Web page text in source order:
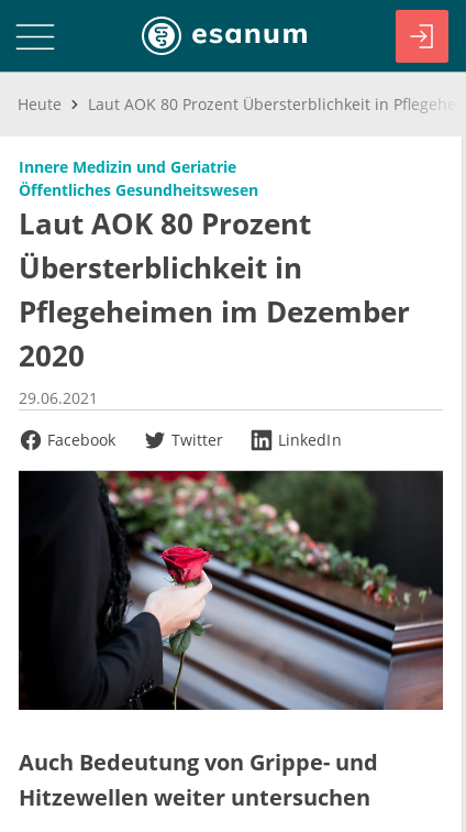
Heute
Innere Medizin und Geriatrie
Öffentliches Gesundheitswesen
Laut AOK 80 Prozent
Übersterblichkeit in
Pflegeheimen im Dezember
2020
29.06.2021
Facebook
Twitter LinkedIn
Auch Bedeutung von Grippe- und
Hitzewellen weiter untersuchen